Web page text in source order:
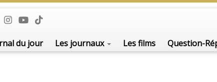
du jour Les journaux Les films Question-